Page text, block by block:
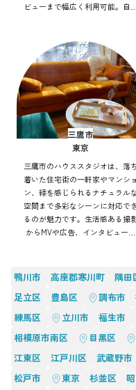
ビューまで幅広く利用可能。自然
ション豊かな撮影を実現できま
す。
三鷹市
東京
三鷹市のハウススタジオは、落ち
着いた住宅街の一軒家やマンショ
ン、緑を感じられるナチュラル
空間まで多彩なシーンに対応でき
るのが魅力です。生活感ある撮
からMVや広告、インタビューま
ス良好で効率的にバリエーショ
豊かな撮影を実現できます。
鴨川市 高座郡寒川町 隅田
足立区
豊島区 調布市
練馬区
立川市 福生市
相模原市南区
目黒区
江東区
江戸川区 武蔵野市
松戸市
東京 杉並区